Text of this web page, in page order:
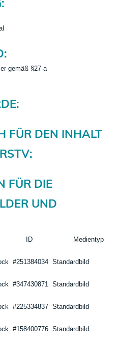
gemäß §27 a
FÜR DEN INHALT
FÜR DIE
UND
Medientyp
#251384034 Standardbild
#347430871 Standardbild
#225334837 Standardbild
#158400776 Standardbild